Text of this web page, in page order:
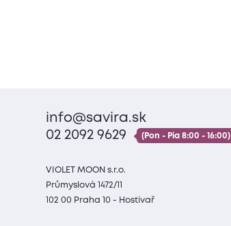
info@savira.sk
02 2092 9629
(Pon - Pia 8:00 - 16:00)
VIOLET MOON s.r.o.
Průmyslová 1472/11
102 00 Praha 10 - Hostivař